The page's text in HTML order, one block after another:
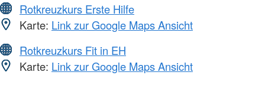
Rotkreuzkurs Erste Hilfe
Karte: Link zur Google Maps Ansicht
Rotkreuzkurs Fit in EH
Karte: Link zur Google Maps Ansicht